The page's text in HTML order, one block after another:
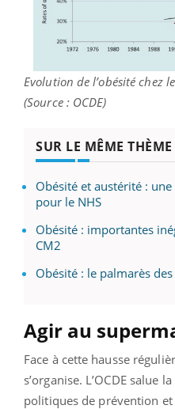
Evolution de l’obésité chez
(Source : OCDE)
SUR LE MÊME THÈME
Obésité et austérité :
pour le NHS
Obésité : importantes
CM2
Obésité : le palmarès
Agir au
Face à cette hausse
s’organise. L’OCDE salue
politiques de prévention